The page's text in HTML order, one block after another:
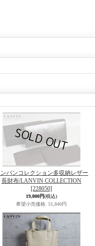
バンコレクション多収納レザー
長財布/LANVIN COLLECTION
[228050]
19,800円(税込)
希望小売価格: 51,840円